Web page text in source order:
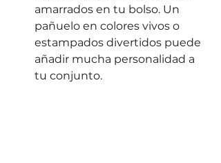
amarrados en tu bolso. Un
pañuelo en colores vivos o
estampados divertidos puede
añadir mucha personalidad a
tu conjunto.